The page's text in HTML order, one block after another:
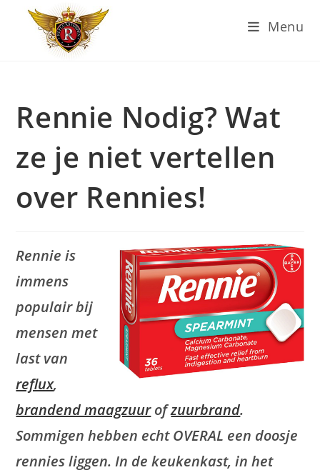
Menu
Rennie Nodig? Wat
ze je niet vertellen
over Rennies!
Rennie is
immens
populair bij
mensen met
last van
reflux,
brandend maagzuurofzuurbrand.
Sommigen hebben echt OVERAL een doosje
rennies liggen. In de keukenkast, in het